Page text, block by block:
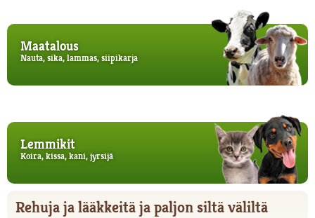
Maatalous
Nauta, sika, lammas, siipikarja
Lemmikit
Koira, kissa, kani, jyrsijä
Rehuja ja lääkkeitä ja paljon siltä väliltä